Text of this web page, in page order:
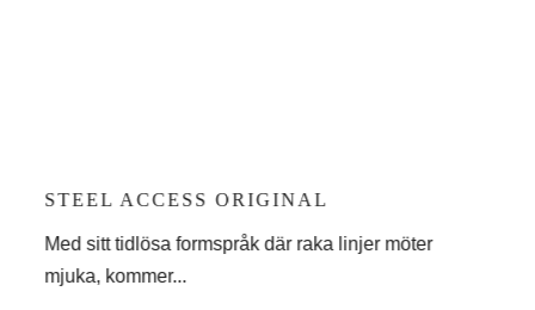
STEEL ACCESS ORIGINAL
Med sitt tidlösa formspråk där raka linjer möter
mjuka, kommer...